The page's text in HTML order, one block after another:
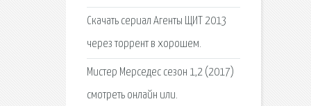
Скачать сериал Агенты ЩИТ 2013
через торрент в хорошем.
Мистер Мерседес сезон 1,2 (2017)
смотреть онлайн или.